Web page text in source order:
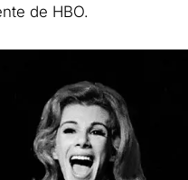
de HBO.